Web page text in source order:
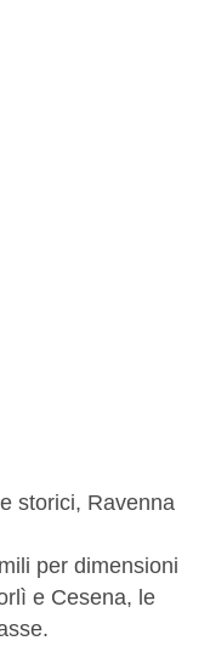
storici, Ravenna
per dimensioni
e Cesena, le